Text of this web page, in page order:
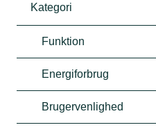
Kategori
Funktion
Energiforbrug
Brugervenlighed